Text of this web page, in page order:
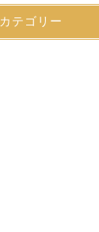
カテゴリー